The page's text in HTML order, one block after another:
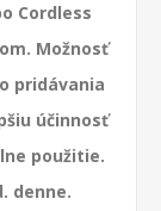
Cordless
Možnosť
pridávania
účinnosť
použitie.
denne.